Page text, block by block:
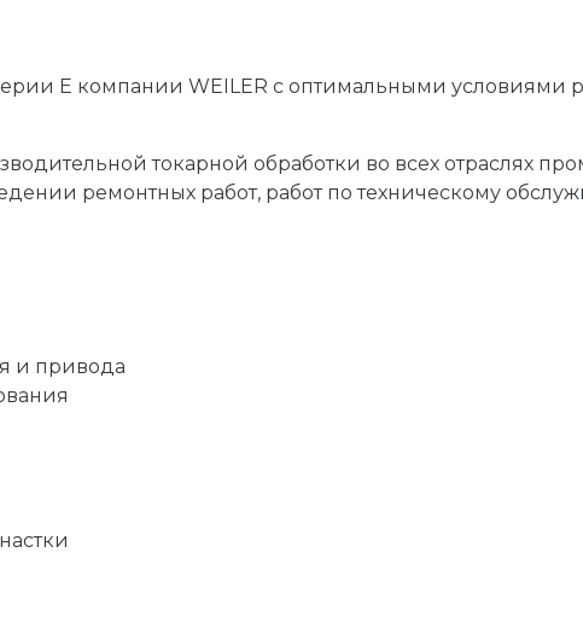
Е компании WEILER с оптимальными условиями
токарной обработки во всех отраслях
ремонтных работ, работ по техническому
и привода